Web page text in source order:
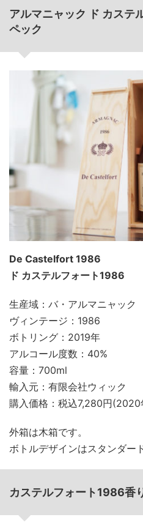
アルマニャック ド カステ
ペック
De Castelfort 1986
ド カステルフォート1986
生産域：バ・アルマニャック
ヴィンテージ：1986
ボトリング：2019年
アルコール度数：40%
容量：700ml
輸入元：有限会社ウィック
購入価格：税込7,280円(2020
外箱は木箱です。
ボトルデザインはスタンダー
カステルフォート1986香